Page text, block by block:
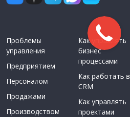
Проблемы
управления
Предприятием
Персоналом
Продажами
Производством
Как управлять
бизнес
процессами
Как работать в
CRM
Как управлять
проектами